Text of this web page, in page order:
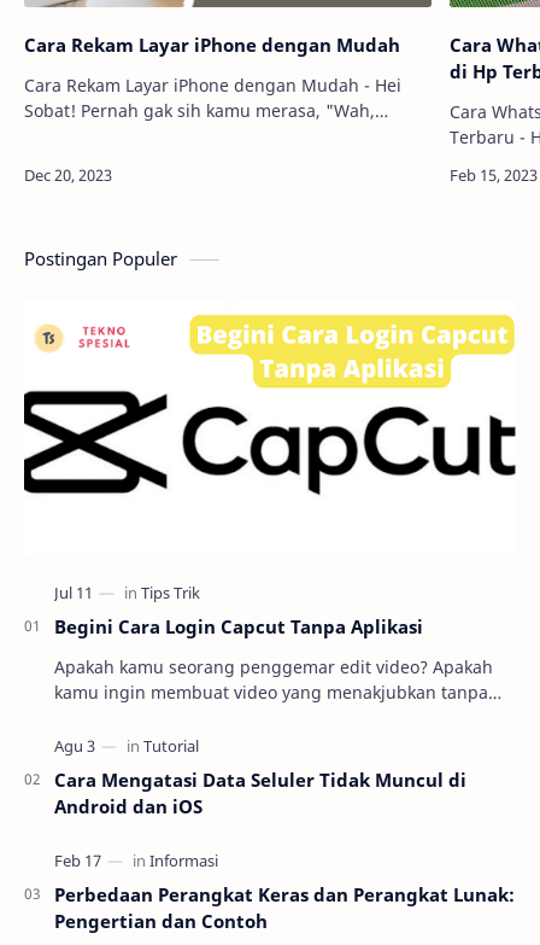
Cara Rekam Layar iPhone dengan Mudah
Cara Rekam Layar iPhone dengan Mudah - Hei
Sobat! Pernah gak sih kamu merasa, "Wah,
tepat! Di…
Cara
di Hp
Cara
Terbaru -
sesuatu
Postingan Populer
Begini Cara Login Capcut Tanpa Aplikasi
Apakah kamu seorang penggemar edit video? Apakah
kamu ingin membuat video yang menakjubkan tanpa
editin…
Cara Mengatasi Data Seluler Tidak Muncul di
Android dan iOS
Perbedaan Perangkat Keras dan Perangkat Lunak:
Pengertian dan Contoh